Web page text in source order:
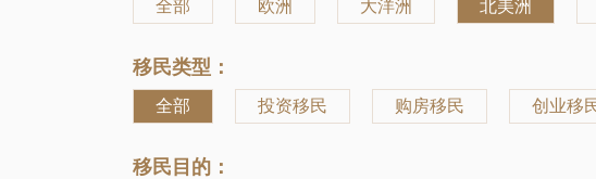
全部 欧洲 大洋洲 北美洲
移民类型：
全部 投资移民 购房移民 创业移
移民目的：